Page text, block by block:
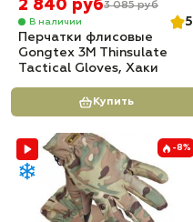
2 840 руб3 085 руб
В наличии
5
Перчатки флисовые
Gongtex 3M Thinsulate
Tactical Gloves, Хаки
Купить
-8%